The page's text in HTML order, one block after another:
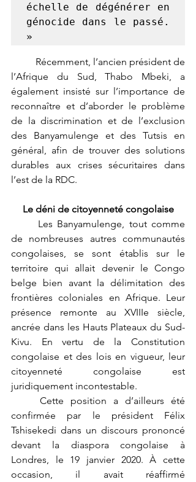
échelle de dégénérer en
génocide dans le passé.
»
l’Afrique du Sud, Thabo Mbeki, a
également insisté sur l’importance de
reconnaître et d’aborder le problème
de la discrimination et de l’exclusion
des Banyamulenge et des Tutsis en
général, afin de trouver des solutions
durables aux crises sécuritaires dans
l’est de la RDC.
Le déni de citoyenneté congolaise
de nombreuses autres communautés
congolaises, se sont établis sur le
territoire qui allait devenir le Congo
belge bien avant la délimitation des
frontières coloniales en Afrique. Leur
présence remonte au XVIIIe siècle,
ancrée dans les Hauts Plateaux du Sud-
Kivu. En vertu de la Constitution
congolaise et des lois en vigueur, leur
citoyenneté congolaise est
juridiquement incontestable.
confirmée par le président Félix
Tshisekedi dans un discours prononcé
devant la diaspora congolaise à
Londres, le 19 janvier 2020. À cette
occasion, il avait réaffirmé